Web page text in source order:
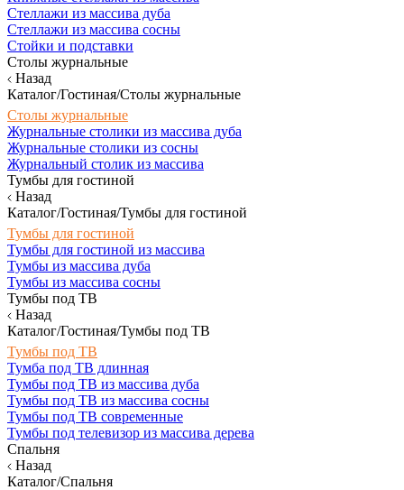
Стеллажи из массива дуба
Стеллажи из массива сосны
Стойки и подставки
Столы журнальные
Назад
Каталог/Гостиная/Столы журнальные
Столы журнальные
Журнальные столики из массива дуба
Журнальные столики из сосны
Журнальный столик из массива
Тумбы для гостиной
Назад
Каталог/Гостиная/Тумбы для гостиной
Тумбы для гостиной
Тумбы для гостиной из массива
Тумбы из массива дуба
Тумбы из массива сосны
Тумбы под ТВ
Назад
Каталог/Гостиная/Тумбы под ТВ
Тумбы под ТВ
Тумба под ТВ длинная
Тумбы под ТВ из массива дуба
Тумбы под ТВ из массива сосны
Тумбы под ТВ современные
Тумбы под телевизор из массива дерева
Спальня
Назад
Каталог/Спальня